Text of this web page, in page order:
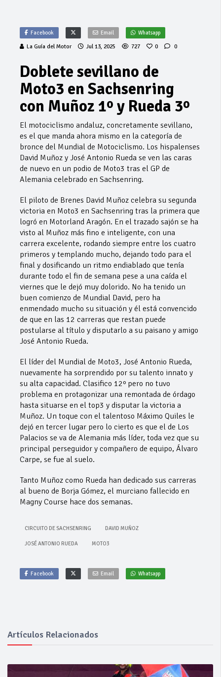
Facebook Email Whatsapp
La Guía del Motor Jul 13, 2025 727 0 0
Doblete sevillano de
Moto3 en Sachsenring
con Muñoz 1º y Rueda 3º
El motociclismo andaluz, concretamente sevillano,
es el que manda ahora mismo en la categoría de
bronce del Mundial de Motociclismo. Los hispalenses
David Muñoz y José Antonio Rueda se ven las caras
de nuevo en un podio de Moto3 tras el GP de
Alemania celebrado en Sachsenring.
El piloto de Brenes David Muñoz celebra su segunda
victoria en Moto3 en Sachsenring tras la primera que
logró en Motorland Aragón. En el trazado sajón se ha
visto al Muñoz más fino e inteligente, con una
carrera excelente, rodando siempre entre los cuatro
primeros y templando mucho, dejando todo para el
final y dosificando un ritmo endiablado que tenía
durante todo el fin de semana pese a una caída el
viernes que le dejó muy dolorido. No ha tenido un
buen comienzo de Mundial David, pero ha
enmendado mucho su situación y él está convencido
de que en las 12 carreras que restan puede
postularse al título y disputarlo a su paisano y amigo
José Antonio Rueda.
El líder del Mundial de Moto3, José Antonio Rueda,
nuevamente ha sorprendido por su talento innato y
su alta capacidad. Clasifico 12º pero no tuvo
problema en protagonizar una remontada de órdago
hasta situarse en el top3 y disputar la victoria a
Muñoz. Un toque con el talentoso Máximo Quiles le
dejó en tercer lugar pero lo cierto es que el de Los
Palacios se va de Alemania más líder, toda vez que su
principal perseguidor y compañero de equipo, Álvaro
Carpe, se fue al suelo.
Tanto Muñoz como Rueda han dedicado sus carreras
al bueno de Borja Gómez, el murciano fallecido en
Magny Course hace dos semanas.
CIRCUITO DE SACHSENRING DAVID MUÑOZ
JOSÉ ANTONIO RUEDA MOTO3
Facebook Email Whatsapp
Artículos Relacionados